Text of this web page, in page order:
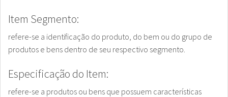
Item Segmento:
refere-se a identificação do produto, do bem ou do grupo de
produtos e bens dentro de seu respectivo segmento.
Especificação do Item:
refere-se a produtos ou bens que possuem características